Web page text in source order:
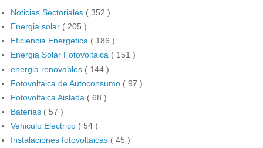
Noticias Sectoriales ( 352 )
Energia solar ( 205 )
Eficiencia Energetica ( 186 )
Energia Solar Fotovoltaica ( 151 )
energia renovables ( 144 )
Fotovoltaica de Autoconsumo ( 97 )
Fotovoltaica Aislada ( 68 )
Baterias ( 57 )
Vehiculo Electrico ( 54 )
Instalaciones fotovoltaicas ( 45 )